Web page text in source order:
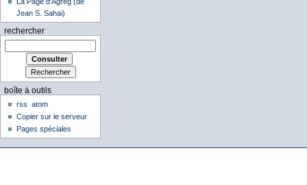
Jean S. Sahai)
rechercher
boîte à outils
rss
atom
Copier sur le serveur
Pages spéciales